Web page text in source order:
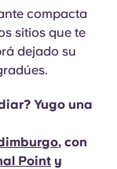
compacta
sitios que te
dejado su
Yugo una
, con
Point y